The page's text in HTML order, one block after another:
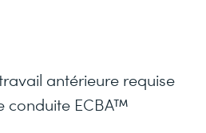
antérieure requise
conduite ECBA™